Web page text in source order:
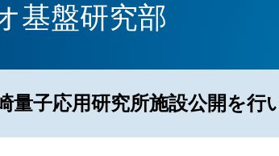
量子医科学研究所
基盤研究部
量子応用研究所施設公開を行